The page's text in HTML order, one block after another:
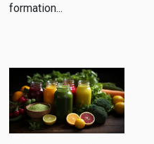
formation...